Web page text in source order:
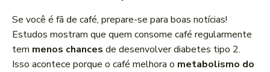
Se você é fã de café, prepare-se para boas notícias!
Estudos mostram que quem consome café regularmente
tem menos chances de desenvolver diabetes tipo 2.
Isso acontece porque o café melhora o metabolismo do